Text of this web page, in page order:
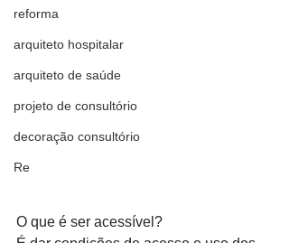
reforma
arquiteto hospitalar
arquiteto de saúde
projeto de consultório
decoração consultório
Re
O que é ser acessível?